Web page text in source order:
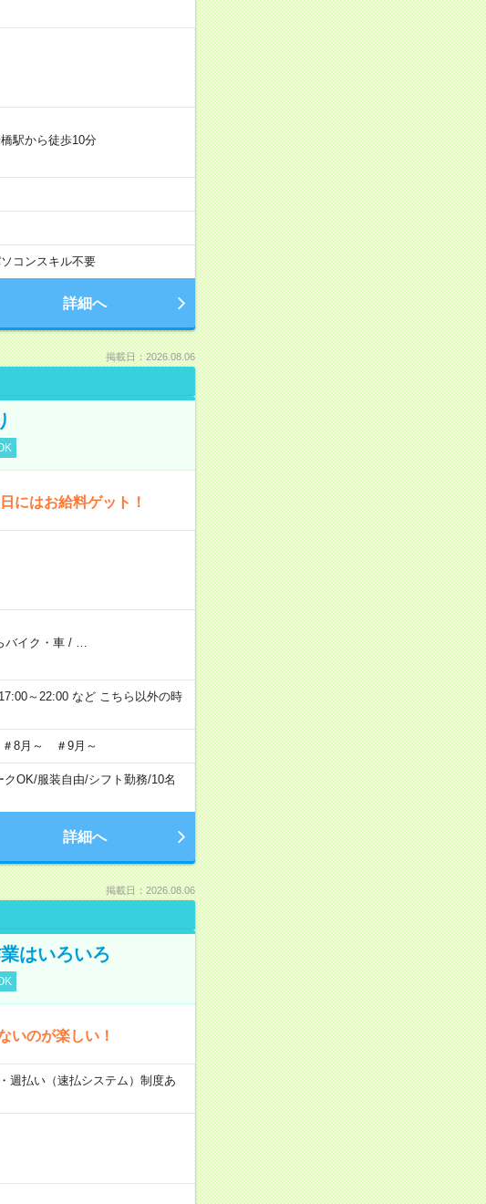
駅から徒歩10分
コンスキル不要
詳細へ
掲載日：2026.08.06
にはお給料ゲット！
バイク・車/
～22:00 など こちら以外の時
8月～ ＃9月～
クOK/服装自由/シフト勤務/10名
詳細へ
掲載日：2026.08.06
はいろいろ
いのが楽しい！
払い（速払システム）制度あ